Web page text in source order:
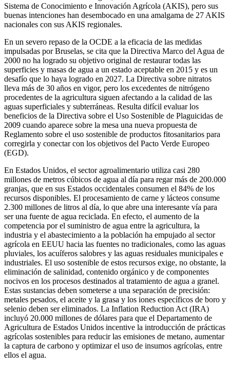
Sistema de Conocimiento e Innovación Agrícola (AKIS), pero sus
buenas intenciones han desembocado en una amalgama de 27 AKIS
nacionales con sus AKIS regionales.
En un severo repaso de la OCDE a la eficacia de las medidas
impulsadas por Bruselas, se cita que la Directiva Marco del Agua de
2000 no ha logrado su objetivo original de restaurar todas las
superficies y masas de agua a un estado aceptable en 2015 y es un
desafío que lo haya logrado en 2027. La Directiva sobre nitratos
lleva más de 30 años en vigor, pero los excedentes de nitrógeno
procedentes de la agricultura siguen afectando a la calidad de las
aguas superficiales y subterráneas. Resulta difícil evaluar los
beneficios de la Directiva sobre el Uso Sostenible de Plaguicidas de
2009 cuando aparece sobre la mesa una nueva propuesta de
Reglamento sobre el uso sostenible de productos fitosanitarios para
corregirla y conectar con los objetivos del Pacto Verde Europeo
(EGD).
En Estados Unidos, el sector agroalimentario utiliza casi 280
millones de metros cúbicos de agua al día para regar más de 200.000
granjas, que en sus Estados occidentales consumen el 84% de los
recursos disponibles. El procesamiento de carne y lácteos consume
2.300 millones de litros al día, lo que abre una interesante vía para
ser una fuente de agua reciclada. En efecto, el aumento de la
competencia por el suministro de agua entre la agricultura, la
industria y el abastecimiento a la población ha empujado al sector
agrícola en EEUU hacia las fuentes no tradicionales, como las aguas
pluviales, los acuíferos salobres y las aguas residuales municipales e
industriales. El uso sostenible de estos recursos exige, no obstante, la
eliminación de salinidad, contenido orgánico y de componentes
nocivos en los procesos destinados al tratamiento de agua a granel.
Estas sustancias deben someterse a una separación de precisión:
metales pesados, el aceite y la grasa y los iones específicos de boro y
selenio deben ser eliminados. La Inflation Reduction Act (IRA)
incluyó 20.000 millones de dólares para que el Departamento de
Agricultura de Estados Unidos incentive la introducción de prácticas
agrícolas sostenibles para reducir las emisiones de metano, aumentar
la captura de carbono y optimizar el uso de insumos agrícolas, entre
ellos el agua.